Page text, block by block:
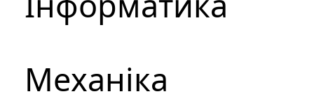
Механіка